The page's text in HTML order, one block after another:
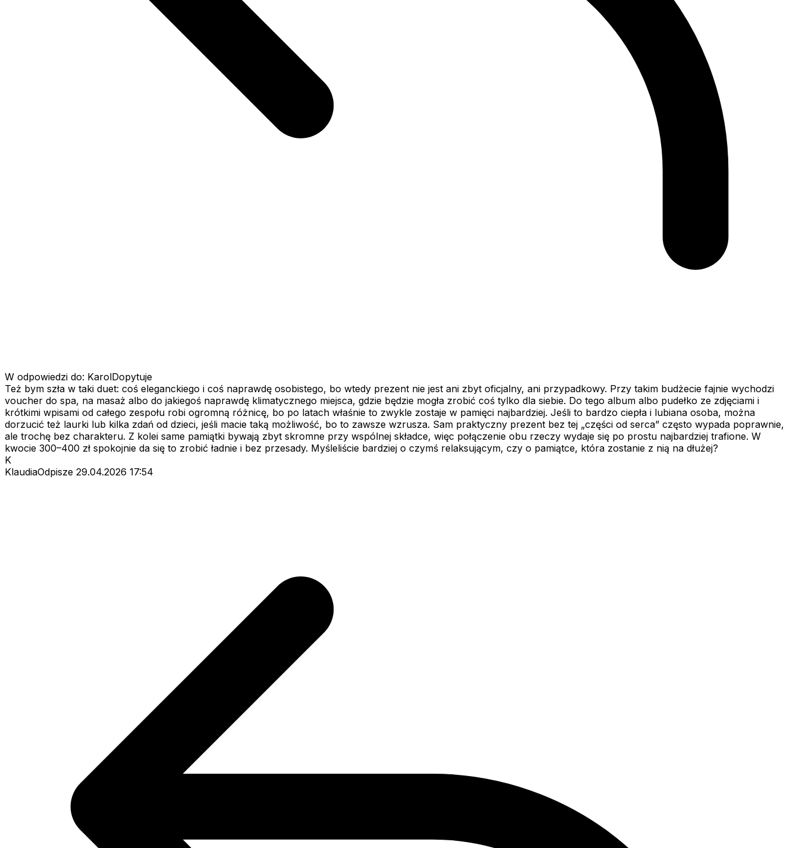
W odpowiedzi do: KarolDopytuje
Też bym szła w taki duet: coś eleganckiego i coś naprawdę osobistego, bo wtedy prezent nie jest ani zbyt oficjalny, ani przypadkowy. Przy takim budżecie fajnie wychodzi
voucher do spa, na masaż albo do jakiegoś naprawdę klimatycznego miejsca, gdzie będzie mogła zrobić coś tylko dla siebie. Do tego album albo pudełko ze zdjęciami i
krótkimi wpisami od całego zespołu robi ogromną różnicę, bo po latach właśnie to zwykle zostaje w pamięci najbardziej. Jeśli to bardzo ciepła i lubiana osoba, można
dorzucić też laurki lub kilka zdań od dzieci, jeśli macie taką możliwość, bo to zawsze wzrusza. Sam praktyczny prezent bez tej „części od serca” często wypada poprawnie,
ale trochę bez charakteru. Z kolei same pamiątki bywają zbyt skromne przy wspólnej składce, więc połączenie obu rzeczy wydaje się po prostu najbardziej trafione. W
kwocie 300–400 zł spokojnie da się to zrobić ładnie i bez przesady. Myśleliście bardziej o czymś relaksującym, czy o pamiątce, która zostanie z nią na dłużej?
K
KlaudiaOdpisze 29.04.2026 17:54